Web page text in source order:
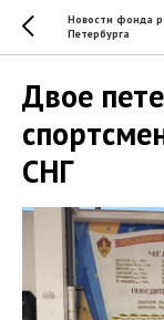
Новости фонда
Петербурга
Двое
СНГ